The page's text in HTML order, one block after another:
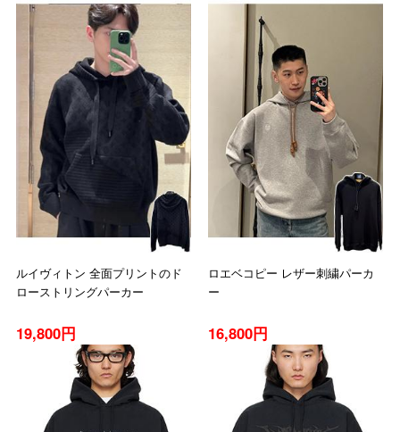
ルイヴィトン 全面プリントのド
ローストリングパーカー
19,800円
ロエベコピー レザー刺繍パーカ
ー
16,800円